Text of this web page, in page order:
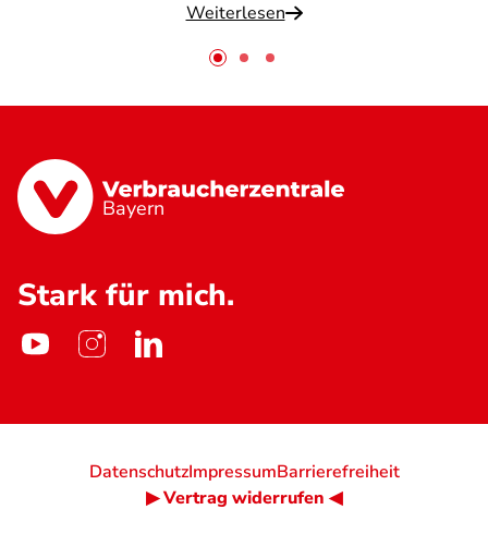
Weiterlesen
Bayern
Stark für mich.
DatenschutzImpressumBarrierefreiheit
▶ Vertrag widerrufen ◀